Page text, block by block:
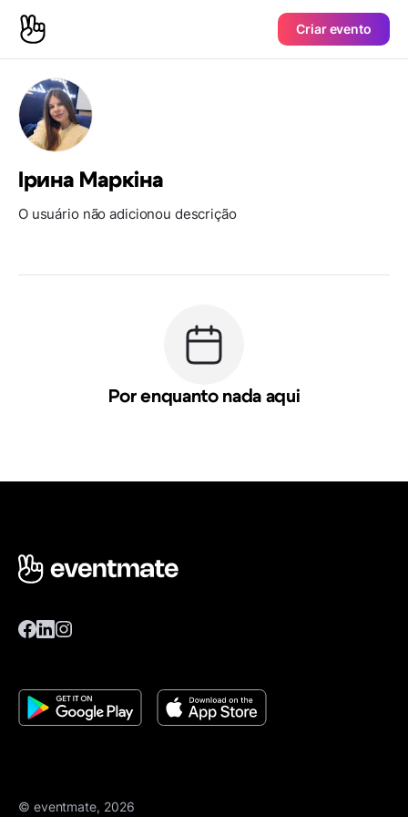
Criar evento
Ірина Маркіна
O usuário não adicionou descrição
Por enquanto nada aqui
© eventmate, 2026